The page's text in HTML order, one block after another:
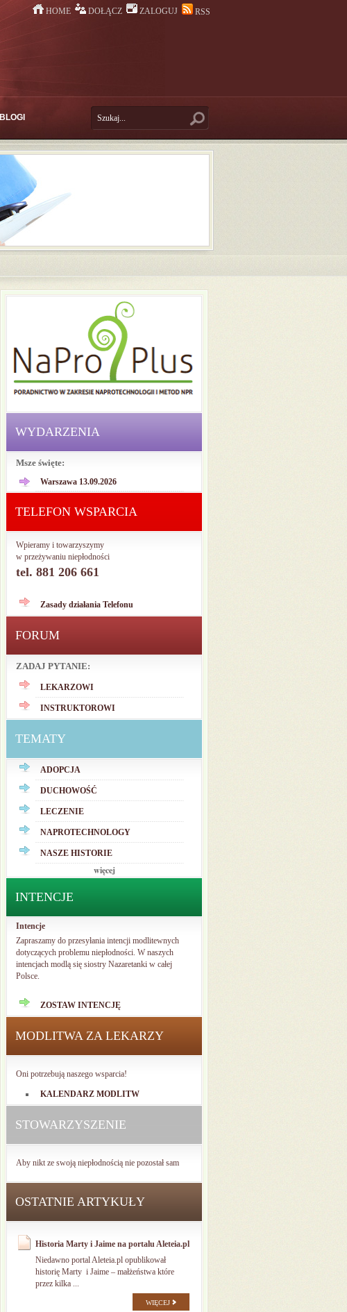
HOME DOŁĄCZ ZALOGUJ RSS
BLOGI
WYDARZENIA
Msze święte:
Warszawa 13.09.2026
TELEFON WSPARCIA
Wpieramy i towarzyszymy
w przeżywaniu niepłodności
tel. 881 206 661
Zasady działania Telefonu
FORUM
ZADAJ PYTANIE:
LEKARZOWI
INSTRUKTOROWI
TEMATY
ADOPCJA
DUCHOWOŚĆ
LECZENIE
NAPROTECHNOLOGY
NASZE HISTORIE
więcej
INTENCJE
Intencje
Zapraszamy do przesyłania intencji modlitewnych
dotyczących problemu niepłodności. W naszych
intencjach modlą się siostry Nazaretanki w całej
Polsce.
ZOSTAW INTENCJĘ
MODLITWA ZA LEKARZY
Oni potrzebują naszego wsparcia!
KALENDARZ MODLITW
STOWARZYSZENIE
Aby nikt ze swoją niepłodnością nie pozostał sam
OSTATNIE ARTYKUŁY
Historia Marty i Jaime na portalu Aleteia.pl
Niedawno portal Aleteia.pl opublikował
historię Marty i Jaime – małżeństwa które
przez kilka ...
WIĘCEJ